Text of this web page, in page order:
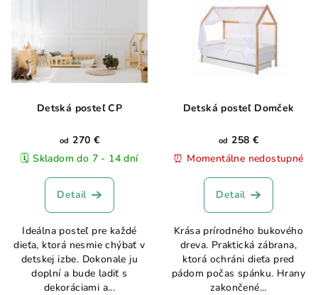
Detská posteľ CP
od 270 €
🗓️ Skladom do 7 - 14 dní
Detail
Ideálna posteľ pre každé
dieťa, ktorá nesmie chýbať v
detskej izbe. Dokonale ju
doplní a bude ladiť s
dekoráciami a...
Detská posteľ Domček
od 258 €
⏰ Momentálne nedostupné
Detail
Krása prírodného bukového
dreva. Praktická zábrana,
ktorá ochráni dieťa pred
pádom počas spánku. Hrany
zakončené...